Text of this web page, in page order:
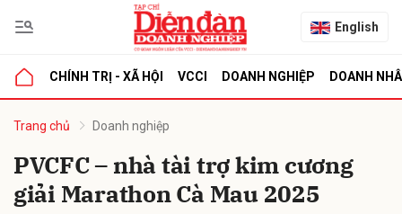
English
CHÍNH TRỊ - XÃ HỘI VCCI DOANH NGHIỆP DOANH
Trang chủ Doanh nghiệp
PVCFC – nhà tài trợ kim cương
giải Marathon Cà Mau 2025
luận